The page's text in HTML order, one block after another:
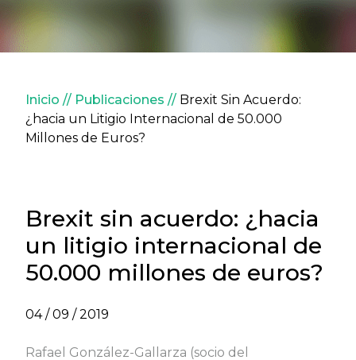
Sobrescribir enlaces de
Inicio Publicaciones
Brexit Sin Acuerdo:
¿hacia un Litigio Internacional de 50.000
Millones de Euros?
Brexit sin acuerdo: ¿hacia
un litigio internacional de
50.000 millones de euros?
04 / 09 / 2019
Rafael González-Gallarza (socio del